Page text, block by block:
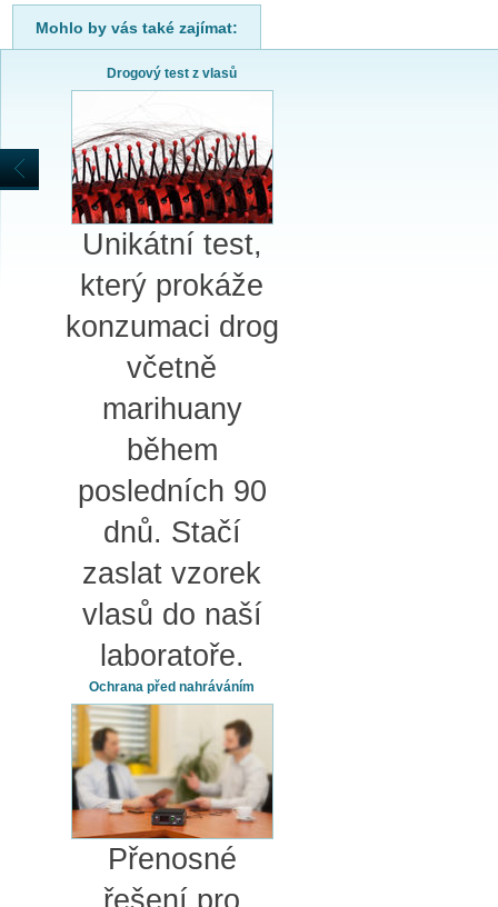
Mohlo by vás také zajímat:
Drogový test z vlasů
Unikátní test,
který prokáže
konzumaci drog
včetně
marihuany
během
posledních 90
dnů. Stačí
zaslat vzorek
vlasů do naší
laboratoře.
Ochrana před nahráváním
Přenosné